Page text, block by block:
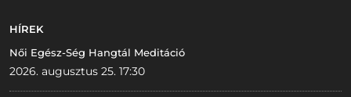
HÍREK
Női Egész-Ség Hangtál Meditáció
2026. augusztus 25. 17:30